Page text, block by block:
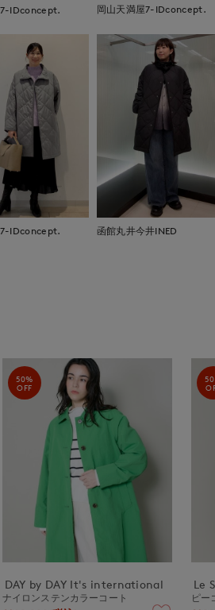
IDconcept. 岡山天満屋7-IDconcept.
IDconcept. 函館丸井今井INED
50%
OFF
DAY by DAY It's international
ナイロンステンカラーコート
Le
ピー